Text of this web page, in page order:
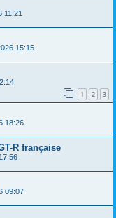
11:21
15:15
1 2 3
18:26
R française
09:07